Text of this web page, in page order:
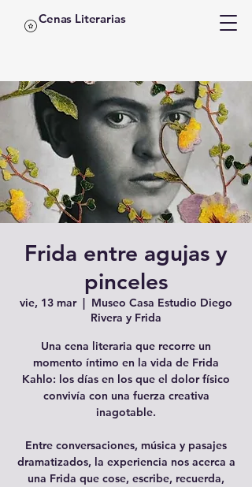
Cenas Literarias
Frida entre agujas y
pinceles
vie, 13 mar
  |
Museo Casa Estudio Diego
Rivera y Frida
Una cena literaria que recorre un
momento íntimo en la vida de Frida
Kahlo: los días en los que el dolor físico
convivía con una fuerza creativa
inagotable.
Entre conversaciones, música y pasajes
dramatizados, la experiencia nos acerca a
una Frida que cose, escribe, recuerda,